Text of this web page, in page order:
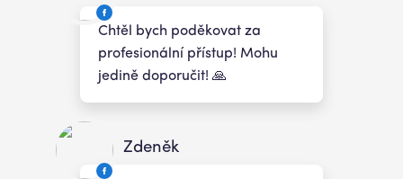
Chtěl bych poděkovat za
profesionální přístup! Mohu
jedině doporučit! 🙏
Zdeněk